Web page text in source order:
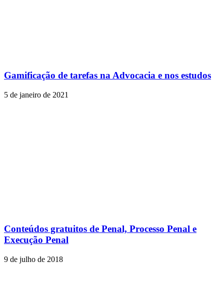
Gamificação de tarefas na Advocacia e nos estudos
5 de janeiro de 2021
Conteúdos gratuitos de Penal, Processo Penal e
Execução Penal
9 de julho de 2018